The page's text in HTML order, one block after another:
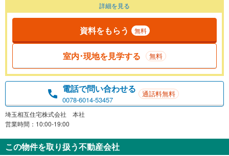
詳細を見る
資料をもらう 無料
室内･現地を見学する 無料
電話で問い合わせる
0078-6014-53457
通話料無料
埼玉相互住宅株式会社 本社
営業時間：10:00-19:00
この物件を取り扱う不動産会社